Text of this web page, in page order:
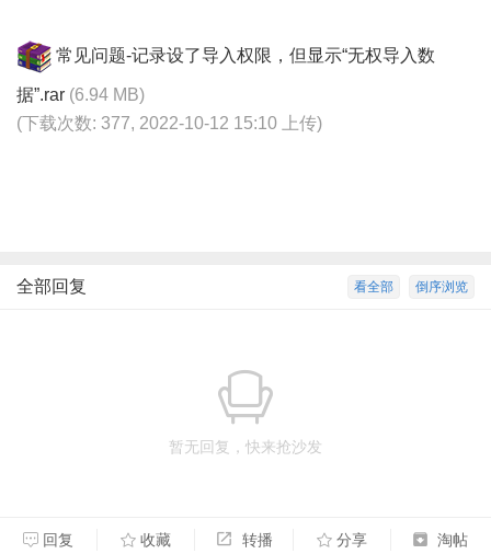
常见问题-记录设了导入权限，但显示“无权导入数
据”.rar (6.94 MB)
(下载次数: 377, 2022-10-12 15:10 上传)
倒序浏览
看全部
全部回复
暂无回复，快来抢沙发
回复 收藏 转播 分享 淘帖